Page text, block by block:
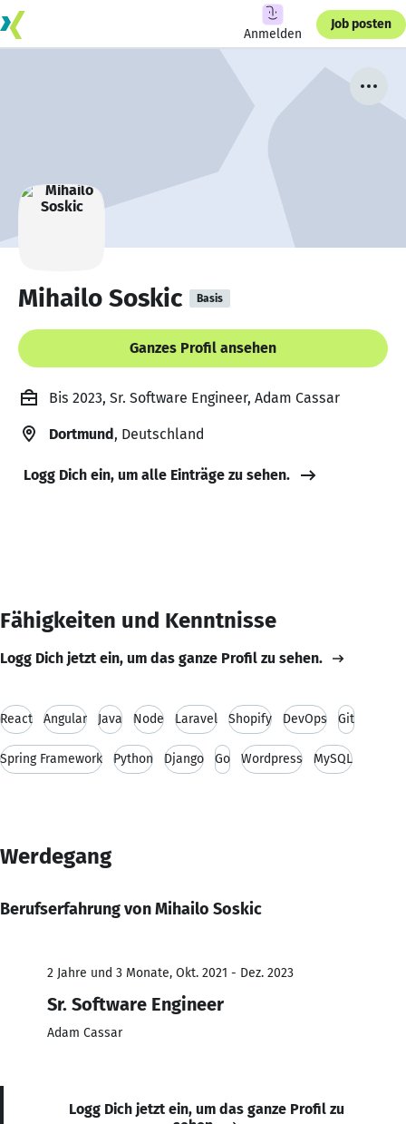
Anmelden
Job posten
Mihailo Soskic Basis
Ganzes Profil ansehen
Bis 2023, Sr. Software Engineer, Adam Cassar
Dortmund, Deutschland
Logg Dich ein, um alle Einträge zu sehen.
Fähigkeiten und Kenntnisse
Logg Dich jetzt ein, um das ganze Profil zu sehen.
React Angular Java Node Laravel Shopify DevOps Git
Spring Framework Python Django Go Wordpress MySQL
Werdegang
Berufserfahrung von Mihailo Soskic
2 Jahre und 3 Monate, Okt. 2021 - Dez. 2023
Sr. Software Engineer
Adam Cassar
Logg Dich jetzt ein, um das ganze Profil zu